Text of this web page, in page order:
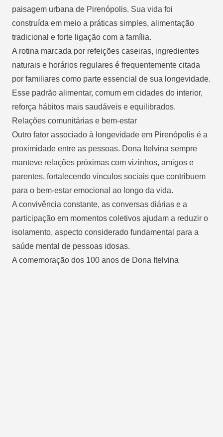
paisagem urbana de Pirenópolis. Sua vida foi
construída em meio a práticas simples, alimentação
tradicional e forte ligação com a família.
A rotina marcada por refeições caseiras, ingredientes
naturais e horários regulares é frequentemente citada
por familiares como parte essencial de sua longevidade.
Esse padrão alimentar, comum em cidades do interior,
reforça hábitos mais saudáveis e equilibrados.
Relações comunitárias e bem-estar
Outro fator associado à longevidade em Pirenópolis é a
proximidade entre as pessoas. Dona Itelvina sempre
manteve relações próximas com vizinhos, amigos e
parentes, fortalecendo vínculos sociais que contribuem
para o bem-estar emocional ao longo da vida.
A convivência constante, as conversas diárias e a
participação em momentos coletivos ajudam a reduzir o
isolamento, aspecto considerado fundamental para a
saúde mental de pessoas idosas.
A comemoração dos 100 anos de Dona Itelvina